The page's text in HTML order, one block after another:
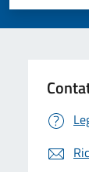
Valuta
Valuta 1